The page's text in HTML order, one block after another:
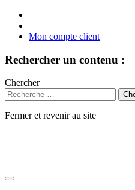
Mon compte client
Rechercher un contenu :
Chercher
Fermer et revenir au site